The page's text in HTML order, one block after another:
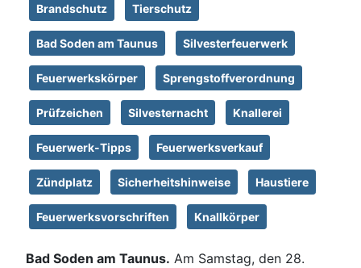
Brandschutz Tierschutz
Bad Soden am Taunus Silvesterfeuerwerk
Feuerwerkskörper Sprengstoffverordnung
Prüfzeichen Silvesternacht Knallerei
Feuerwerk-Tipps Feuerwerksverkauf
Zündplatz Sicherheitshinweise Haustiere
Feuerwerksvorschriften Knallkörper
Bad Soden am Taunus. Am Samstag, den 28.